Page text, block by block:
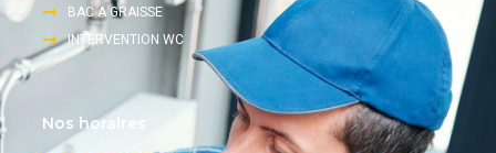
BAC A GRAISSE
INTERVENTION WC
Nos horaires